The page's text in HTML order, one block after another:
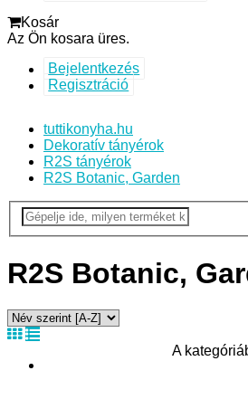
Kosár
Az Ön kosara üres.
Bejelentkezés
Regisztráció
tuttikonyha.hu
Dekoratív tányérok
R2S tányérok
R2S Botanic, Garden
R2S Botanic,
A